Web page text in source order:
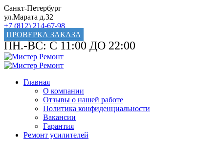
Санкт-Петербург
ул.Марата д.32
+7 (812) 214-67-98
ПРОВЕРКА ЗАКАЗА
ПН.-ВС: С 11:00 ДО 22:00
Главная
О компании
Отзывы о нашей работе
Политика конфиденциальности
Вакансии
Гарантия
Ремонт усилителей